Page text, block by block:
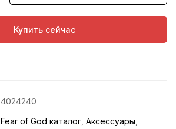
Купить сейчас
4024240
Fear of God каталог Аксессуары